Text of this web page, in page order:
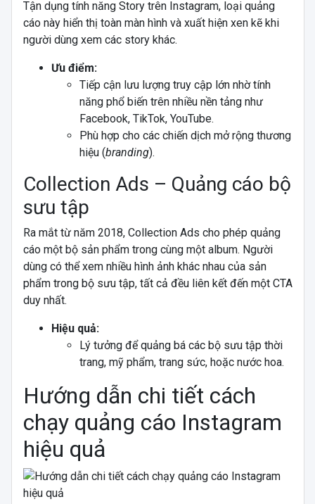
Tận dụng tính năng Story trên Instagram, loại quảng
cáo này hiển thị toàn màn hình và xuất hiện xen kẽ khi
người dùng xem các story khác.
Ưu điểm:
Tiếp cận lưu lượng truy cập lớn nhờ tính
năng phổ biến trên nhiều nền tảng như
Facebook, TikTok, YouTube.
Phù hợp cho các chiến dịch mở rộng thương
hiệu (branding).
Collection Ads – Quảng cáo bộ
sưu tập
Ra mắt từ năm 2018, Collection Ads cho phép quảng
cáo một bộ sản phẩm trong cùng một album. Người
dùng có thể xem nhiều hình ảnh khác nhau của sản
phẩm trong bộ sưu tập, tất cả đều liên kết đến một CTA
duy nhất.
Hiệu quả:
Lý tưởng để quảng bá các bộ sưu tập thời
trang, mỹ phẩm, trang sức, hoặc nước hoa.
Hướng dẫn chi tiết cách
chạy quảng cáo Instagram
hiệu quả